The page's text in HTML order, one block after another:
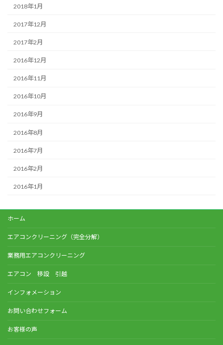
2018年1月
2017年12月
2017年2月
2016年12月
2016年11月
2016年10月
2016年9月
2016年8月
2016年7月
2016年2月
2016年1月
ホーム
エアコンクリーニング（完全分解）
業務用エアコンクリーニング
エアコン 移設 引越
インフォメーション
お問い合わせフォーム
お客様の声